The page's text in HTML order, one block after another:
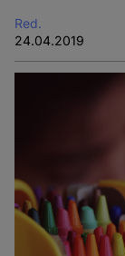
Red.
24.04.2019